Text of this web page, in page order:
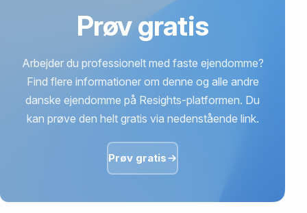
Prøv gratis
Arbejder du professionelt med faste ejendomme?
Find flere informationer om denne og alle andre
danske ejendomme på Resights-platformen. Du
kan prøve den helt gratis via nedenstående link.
Prøv gratis